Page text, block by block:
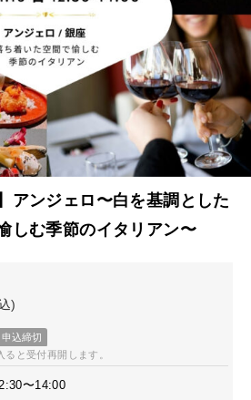
アンジェロ〜白を基調とした
しむ季節のイタリアン〜
と受付再開します。
〜14:00